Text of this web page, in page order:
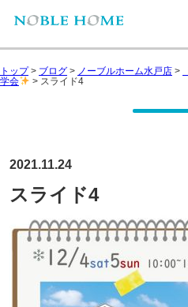
トップ> ブログ > ノーブルホーム水戸店 >
学会
> スライド4
2021.11.24
スライド4